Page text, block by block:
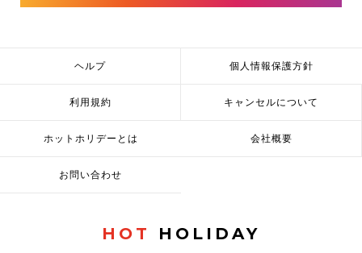
ヘルプ 個人情報保護方針
利用規約 キャンセルについて
ホットホリデーとは 会社概要
お問い合わせ
HOT HOLIDAY